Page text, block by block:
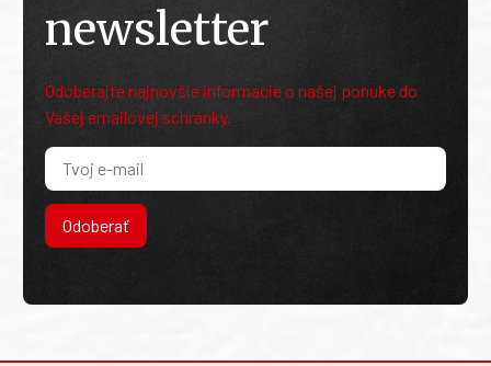
newsletter
Odoberajte najnovšie informácie o našej ponuke do
Vašej emailovej schránky.
Odoberať